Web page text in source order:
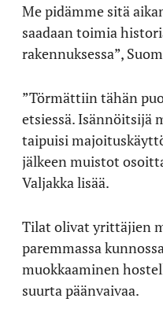
Me pidämme sitä
saadaan toimia
rakennuksessa”,
”Törmättiin tähän
etsiessä. Isännöitsijä
taipuisi
jälkeen muistot
Valjakka lisää.
Tilat olivat yrittäjien
paremmassa
muokkaaminen
suurta päänvaivaa.